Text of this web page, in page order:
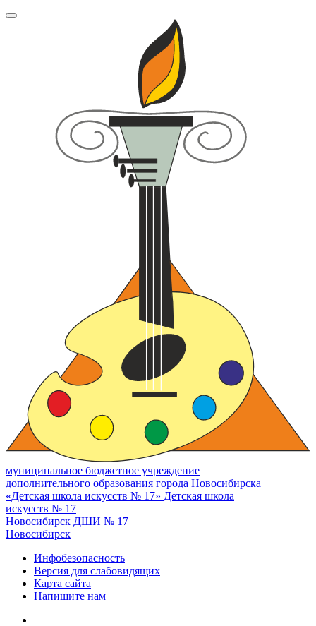
муниципальное бюджетное учреждение
дополнительного образования города Новосибирска
«Детская школа искусств № 17» Детская школа
искусств № 17
Новосибирск ДШИ № 17
Новосибирск
Инфобезопасность
Версия для слабовидящих
Карта сайта
Напишите нам